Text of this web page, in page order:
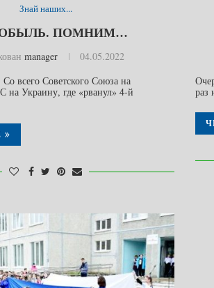
Знай наших...
ПОМНИМ…
manager
04.05.2022
всего Советского Союза на
на Украину, где «рванул» 4-й
раз